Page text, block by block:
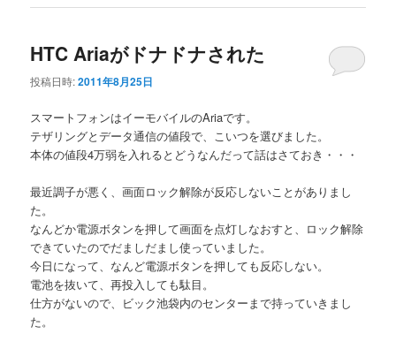
HTC Ariaがドナドナされた
投稿日時:2011年8月25日
スマートフォンはイーモバイルのAriaです。
テザリングとデータ通信の値段で、こいつを選びました。
本体の値段4万弱を入れるとどうなんだって話はさておき・・・
最近調子が悪く、画面ロック解除が反応しないことがありまし
た。
なんどか電源ボタンを押して画面を点灯しなおすと、ロック解除
できていたのでだましだまし使っていました。
今日になって、なんど電源ボタンを押しても反応しない。
電池を抜いて、再投入しても駄目。
仕方がないので、ビック池袋内のセンターまで持っていきまし
た。